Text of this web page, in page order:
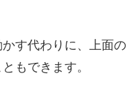
す代わりに、上面の
もできます。